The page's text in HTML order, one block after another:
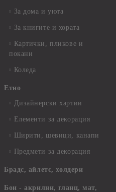
За дома и уюта
За книгите и хората
Картички, пликове и
покани
Коледа
Етно
Дизайнерски хартии
Елементи за декорация
Ширити, шевици, канапи
Предмети за декорация
Брадс, айлетс, холдери
Бои - акрилни, гланц, мат,